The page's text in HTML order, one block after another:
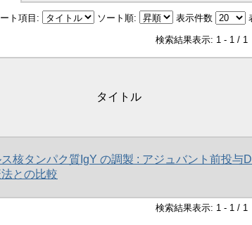
ト項目: ソート順: 表示件数
検索結果表示: 1 - 1 / 1
タイトル
核タンパク質IgY の調製 : アジュバント前投与
との比較
検索結果表示: 1 - 1 / 1